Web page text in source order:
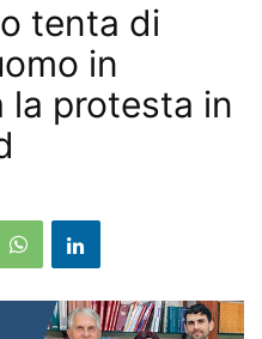
tenta di
in
la protesta in